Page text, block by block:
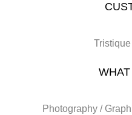
Photography /